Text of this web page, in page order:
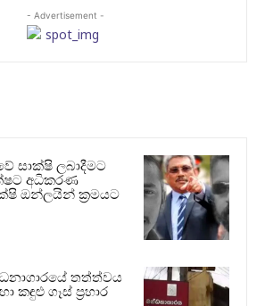
- Advertisement -
සාක්ෂි ලබාදීමට
අධිකරණ
ඔන්ලයින් ක්‍රමයට
තත්ත්වය
කඳුළු ගෑස් ප්‍රහාර